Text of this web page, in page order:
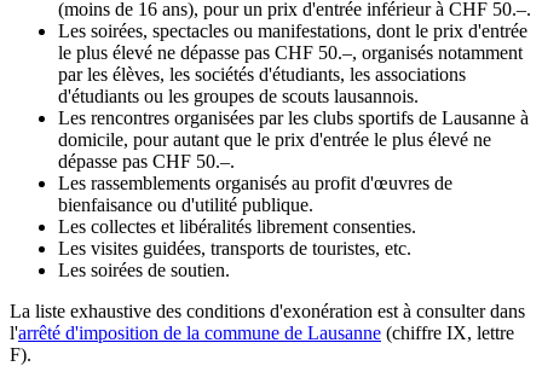
(moins de 16 ans), pour un prix d'entrée inférieur à CHF 50.–.
Les soirées, spectacles ou manifestations, dont le prix d'entrée
le plus élevé ne dépasse pas CHF 50.–, organisés notamment
par les élèves, les sociétés d'étudiants, les associations
d'étudiants ou les groupes de scouts lausannois.
Les rencontres organisées par les clubs sportifs de Lausanne à
domicile, pour autant que le prix d'entrée le plus élevé ne
dépasse pas CHF 50.–.
Les rassemblements organisés au profit d'œuvres de
bienfaisance ou d'utilité publique.
Les collectes et libéralités librement consenties.
Les visites guidées, transports de touristes, etc.
Les soirées de soutien.
La liste exhaustive des conditions d'exonération est à consulter dans
l'arrêté d'imposition de la commune de Lausanne (chiffre IX, lettre
F).